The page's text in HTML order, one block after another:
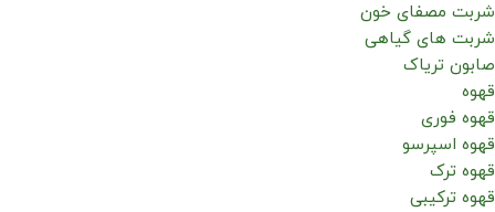
شربت مصفای خون
شربت های گیاهی
صابون تریاک
قهوه
قهوه فوری
قهوه اسپرسو
قهوه ترک
قهوه ترکیبی